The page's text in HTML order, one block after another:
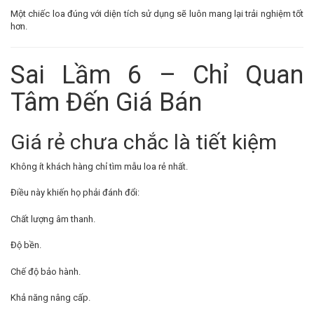
Một chiếc loa đúng với diện tích sử dụng sẽ luôn mang lại trải nghiệm tốt
hơn.
Sai Lầm 6 – Chỉ Quan
Tâm Đến Giá Bán
Giá rẻ chưa chắc là tiết kiệm
Không ít khách hàng chỉ tìm mẫu loa rẻ nhất.
Điều này khiến họ phải đánh đổi:
Chất lượng âm thanh.
Độ bền.
Chế độ bảo hành.
Khả năng nâng cấp.